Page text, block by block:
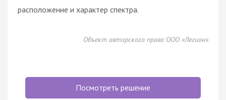
расположение и характер спектра.
Объект авторского права ООО «Легион»
Посмотреть решение